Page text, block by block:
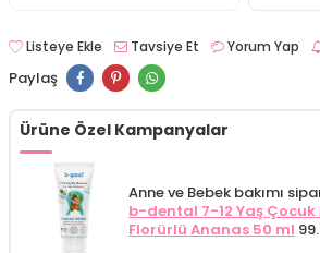
Listeye Ekle Tavsiye Et Yorum Yap
Paylaş
Ürüne Özel Kampanyalar
Anne ve Bebek bakımı
b-dental 7-12 Yaş Çocuk
Florürlü Ananas 50 ml